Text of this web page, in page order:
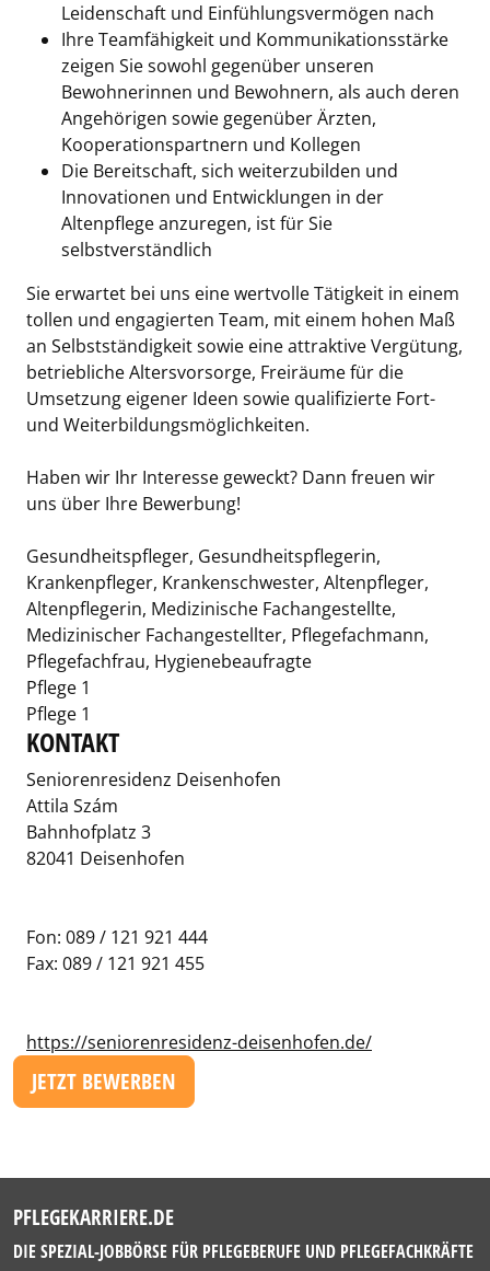
Leidenschaft und Einfühlungsvermögen nach
Ihre Teamfähigkeit und Kommunikationsstärke
zeigen Sie sowohl gegenüber unseren
Bewohnerinnen und Bewohnern, als auch deren
Angehörigen sowie gegenüber Ärzten,
Kooperationspartnern und Kollegen
Die Bereitschaft, sich weiterzubilden und
Innovationen und Entwicklungen in der
Altenpflege anzuregen, ist für Sie
selbstverständlich
Sie erwartet bei uns eine wertvolle Tätigkeit in einem
tollen und engagierten Team, mit einem hohen Maß
an Selbstständigkeit sowie eine attraktive Vergütung,
betriebliche Altersvorsorge, Freiräume für die
Umsetzung eigener Ideen sowie qualifizierte Fort-
und Weiterbildungsmöglichkeiten.
Haben wir Ihr Interesse geweckt? Dann freuen wir
uns über Ihre Bewerbung!
Gesundheitspfleger, Gesundheitspflegerin,
Krankenpfleger, Krankenschwester, Altenpfleger,
Altenpflegerin, Medizinische Fachangestellte,
Medizinischer Fachangestellter, Pflegefachmann,
Pflegefachfrau, Hygienebeaufragte
Pflege 1
Pflege 1
KONTAKT
Seniorenresidenz Deisenhofen
Attila Szám
Bahnhofplatz 3
82041 Deisenhofen
Fon: 089 / 121 921 444
Fax: 089 / 121 921 455
https://seniorenresidenz-deisenhofen.de/
JETZT BEWERBEN
PFLEGEKARRIERE.DE
DIE SPEZIAL-JOBBÖRSE FÜR PFLEGEBERUFE UND PFLEGEFACHKRÄFTE